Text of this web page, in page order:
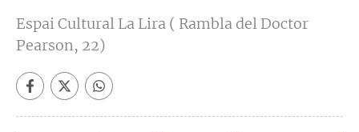
Espai Cultural La Lira ( Rambla del Doctor
Pearson, 22)